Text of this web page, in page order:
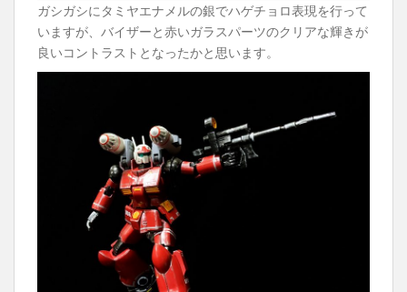
ガシガシにタミヤエナメルの銀でハゲチョロ表現を行って
いますが、バイザーと赤いガラスパーツのクリアな輝きが
良いコントラストとなったかと思います。